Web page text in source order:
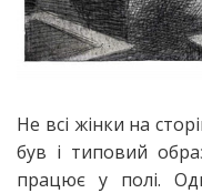
Не всі жінки на
був і типовий
працює у полі.